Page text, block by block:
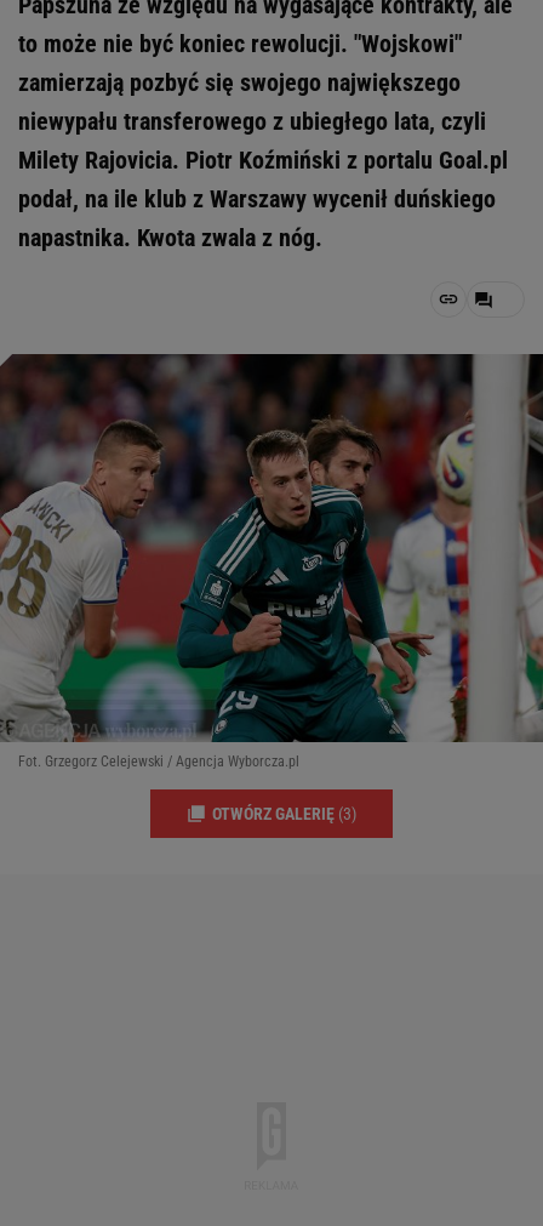
to może nie być koniec rewolucji. "Wojskowi"
zamierzają pozbyć się swojego największego
niewypału transferowego z ubiegłego lata, czyli
Milety Rajovicia. Piotr Koźmiński z portalu Goal.pl
podał, na ile klub z Warszawy wycenił duńskiego
napastnika. Kwota zwala z nóg.
Fot. Grzegorz Celejewski / Agencja Wyborcza.pl
OTWÓRZ GALERIĘ (3)